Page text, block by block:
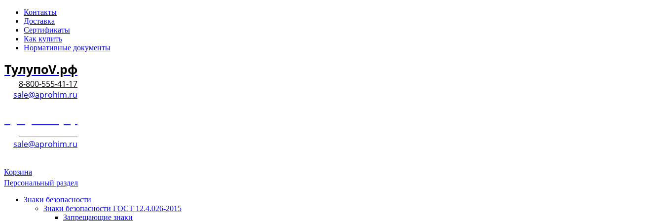
Контакты
Доставка
Сертификаты
Как купить
Нормативные документы
ТулупоV.рф
8-800-555-41-17
sale@aprohim.ru
sale@aprohim.ru
Корзина
Персональный раздел
Знаки безопасности
Знаки безопасности ГОСТ 12.4.026-2015
Запрещающие знаки